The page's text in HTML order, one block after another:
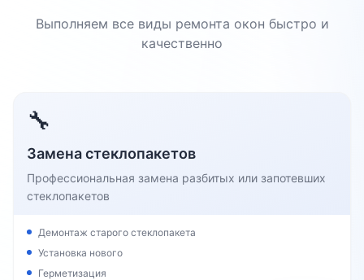
Выполняем все виды ремонта окон быстро и
качественно
🔧
Замена стеклопакетов
Профессиональная замена разбитых или запотевших
стеклопакетов
Демонтаж старого стеклопакета
Установка нового
Герметизация